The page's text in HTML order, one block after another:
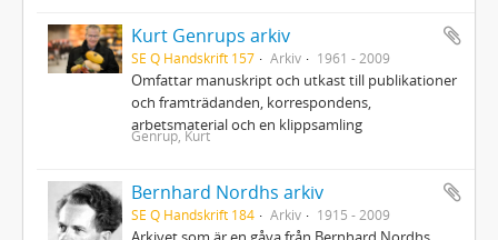
Kurt Genrups arkiv
SE Q Handskrift 157 Arkiv 1961 - 2009
Omfattar manuskript och utkast till publikationer
och framträdanden, korrespondens,
arbetsmaterial och en klippsamling
Genrup, Kurt
Bernhard Nordhs arkiv
SE Q Handskrift 184 Arkiv 1915 - 2009